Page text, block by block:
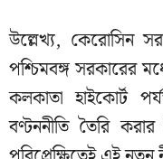
উল্লেখ্য, কেরোসিন
পশ্চিমবঙ্গ সরকারের
কলকাতা হাইকোর্ট
বণ্টননীতি তৈরি